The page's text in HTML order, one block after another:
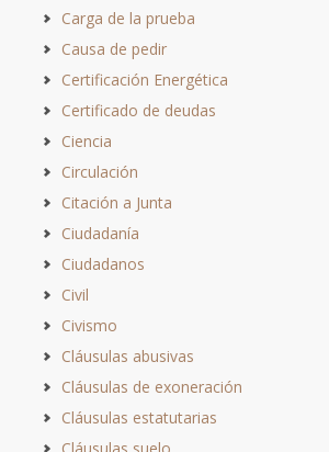
Carga de la prueba
Causa de pedir
Certificación Energética
Certificado de deudas
Ciencia
Circulación
Citación a Junta
Ciudadanía
Ciudadanos
Civil
Civismo
Cláusulas abusivas
Cláusulas de exoneración
Cláusulas estatutarias